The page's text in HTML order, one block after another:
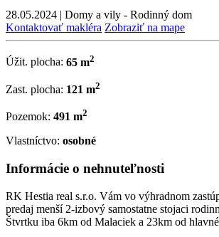
28.05.2024 | Domy a vily - Rodinný dom
Kontaktovať makléra Zobraziť na mape
Úžit. plocha: 65 m2
Zast. plocha: 121 m2
Pozemok: 491 m2
Vlastníctvo: osobné
Informácie o nehnuteľnosti
RK Hestia real s.r.o. Vám vo výhradnom
predaj menší 2-izbový samostatne stojaci
Štvrtku iba 6km od Malaciek a 23km od